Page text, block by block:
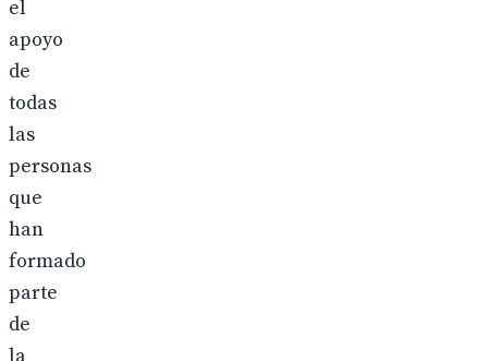
el
apoyo
de
todas
las
personas
que
han
formado
parte
de